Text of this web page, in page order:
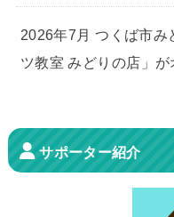
2026年7月 つくば市み
ツ教室 みどりの店」が
サポーター紹介